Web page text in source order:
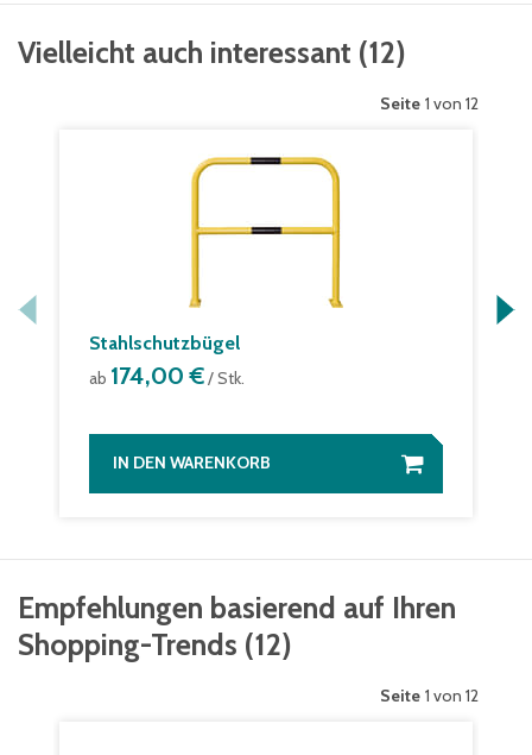
Vielleicht auch interessant (12)
Seite 1 von 12
Stahlschutzbügel
ab 174,00 €/ Stk.
IN DEN WARENKORB
Empfehlungen basierend auf Ihren
Shopping-Trends (12)
Seite 1 von 12